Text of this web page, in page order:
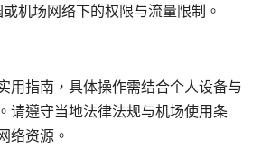
机场网络下的权限与流量限制。
用指南，具体操作需结合个人设备与
请遵守当地法律法规与机场使用条
络资源。